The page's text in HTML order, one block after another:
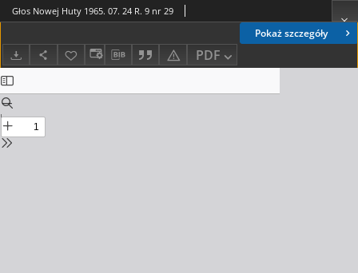
Pokaż szczegóły
PDF
Głos Nowej Huty 1965. 07. 24 R. 9 nr 29